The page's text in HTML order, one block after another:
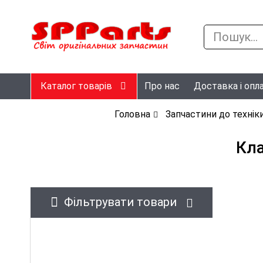
Каталог товарів Про нас Доставка і
Головна Запчастини до
Фільтрувати товари